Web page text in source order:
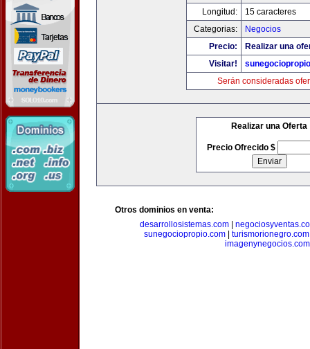
Longitud:
15 caracteres
Categorias:
Negocios
Precio:
Realizar una
Visitar!
Serán consideradas
Realizar una Oferta
Precio Ofrecido $
Otros dominios en venta:
desarrollosistemas.com|
sunegociopropio.com| turismorionegro.com
imagenynegocios.com